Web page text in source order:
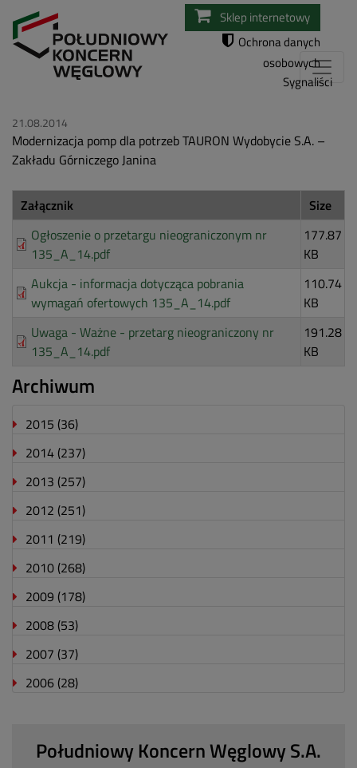
Przejdź
do
Sklep internetowy
Ochrona danych
osobowych
Sygnaliści
21.08.2014
Modernizacja pomp dla potrzeb TAURON Wydobycie S.A. –
Zakładu Górniczego Janina
Załącznik
Size
Ogłoszenie o przetargu nieograniczonym nr
135_A_14.pdf
177.87
KB
Aukcja - informacja dotycząca pobrania
wymagań ofertowych 135_A_14.pdf
110.74
KB
Uwaga - Ważne - przetarg nieograniczony nr
135_A_14.pdf
191.28
KB
Archiwum
2015 (36)
2014 (237)
2013 (257)
2012 (251)
2011 (219)
2010 (268)
2009 (178)
2008 (53)
2007 (37)
2006 (28)
Południowy Koncern Węglowy S.A.